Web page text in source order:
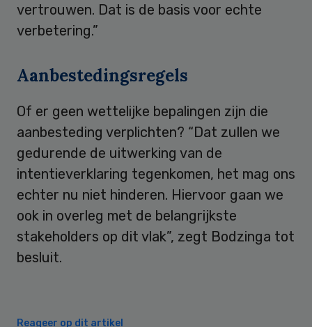
vertrouwen. Dat is de basis voor echte
verbetering.”
Aanbestedingsregels
Of er geen wettelijke bepalingen zijn die
aanbesteding verplichten? “Dat zullen we
gedurende de uitwerking van de
intentieverklaring tegenkomen, het mag ons
echter nu niet hinderen. Hiervoor gaan we
ook in overleg met de belangrijkste
stakeholders op dit vlak”, zegt Bodzinga tot
besluit.
Reageer op dit artikel